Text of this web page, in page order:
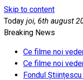
Skip to content
Today joi, 6th august
Breaking News
Ce filme noi
Ce filme noi
Fondul